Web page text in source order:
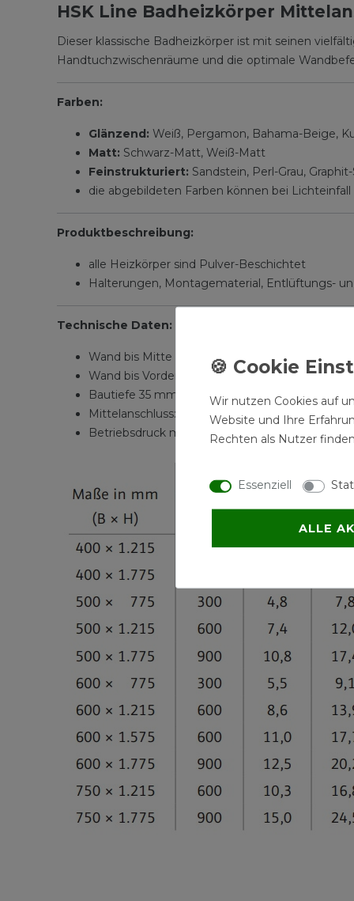
HSK Line Badheizkörper
Dieser klassische Badheizkörper ist mit seinen
Handtuchzwischenräume und die optimale
Farben:
Glänzend: Weiß, Pergamon, Bahama-Beige,
Matt: Schwarz-Matt, Weiß-Matt
Feinstrukturiert: Sandstein, Perl-Grau,
die abgebildeten Farben können bei Lichteinfall
Produktbeschreibung:
alle Heizkörper sind Pulver-Beschichtet
Halterungen, Montagematerial, Entlüftungs-
Technische Daten:
Wand bis Mitte Anschluss 74 - 82 mm, variabel
Wand bis Vorderkante Heizkörper 91 - 99 mm,
Bautiefe 35 mm
Mittelanschluss: Nabenabstand 50 mm
Betriebsdruck max. 10 bar
Wir nutzen Cookies auf
Website und Ihre
Rechten als Nutzer
Essenziell
ALLE